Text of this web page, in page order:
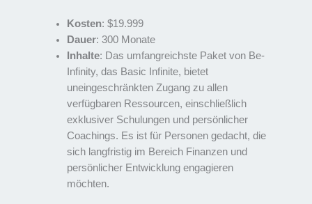
Kosten: $19.999
Dauer: 300 Monate
Inhalte: Das umfangreichste Paket von Be-
Infinity, das Basic Infinite, bietet
uneingeschränkten Zugang zu allen
verfügbaren Ressourcen, einschließlich
exklusiver Schulungen und persönlicher
Coachings. Es ist für Personen gedacht, die
sich langfristig im Bereich Finanzen und
persönlicher Entwicklung engagieren
möchten.